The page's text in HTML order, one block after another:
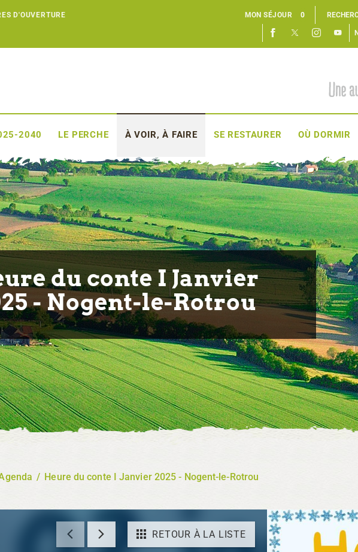
D'OUVERTURE MON SÉJOUR 0
2040 LE PERCHE À VOIR, À FAIRE SE RESTAURER OÙ DORMIR
du conte I Janvier
- Nogent-le-Rotrou
/ Heure du conte I Janvier 2025 - Nogent-le-Rotrou
RETOUR À LA LISTE